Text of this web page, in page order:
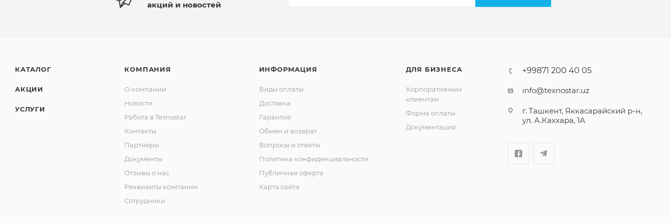
акций и новостей
КАТАЛОГ
АКЦИИ
УСЛУГИ
КОМПАНИЯ
О компании
Новости
Работа в Texnostar
Контакты
Партнеры
Документы
Отзывы о нас
Реквизиты компании
Сотрудники
ИНФОРМАЦИЯ
Виды оплаты
Доставка
Гарантия
Обмен и возврат
Вопросы и ответы
Политика конфиденциальности
Публичная оферта
Карта сайта
ДЛЯ БИЗНЕСА
Корпоративным
клиентам
Форма оплаты
Документация
+99871 200 40 05
info@texnostar.uz
г. Ташкент, Яккасарайский р-н,
ул. А.Каххара, 1А